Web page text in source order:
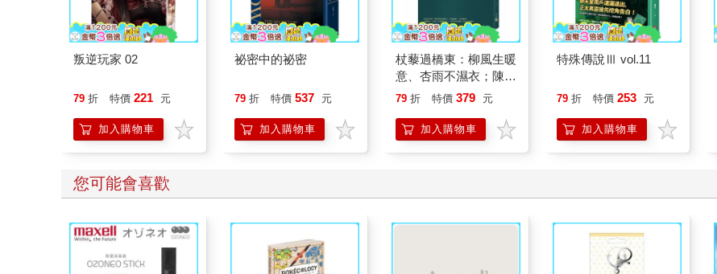
叛逆玩家 02
79 折 特價 221 元
加入購物車
祕密中的祕密
79 折 特價 537 元
加入購物車
杖藜過橋東：柳風生暖
意、杏雨不濕衣；陳亮
恭談以心轉境的適齡漫
79 折 特價 379 元
加入購物車
特殊傳說Ⅲ vol.11
79 折 特價 253 元
加入購物車
您可能會喜歡